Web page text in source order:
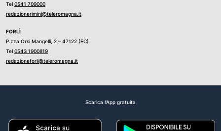
Tel 0541 709000
redazionerimini@teleromagna.it
FORLÌ
P.zza Orsi Mangelli, 2 – 47122 (FC)
Tel 0543 1900819
redazioneforli@teleromagna.it
Scarica l'App gratuita